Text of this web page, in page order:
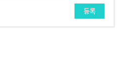
등록